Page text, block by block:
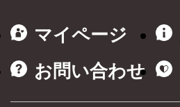
マイページ
お問い合わせ